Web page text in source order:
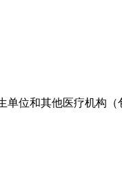
位和其他医疗机构